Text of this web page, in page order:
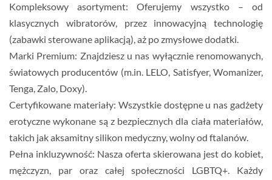
Kompleksowy asortyment: Oferujemy wszystko – od
klasycznych wibratorów, przez innowacyjną technologię
(zabawki sterowane aplikacją), aż po zmysłowe dodatki.
Marki Premium: Znajdziesz u nas wyłącznie renomowanych,
światowych producentów (m.in. LELO, Satisfyer, Womanizer,
Tenga, Zalo, Doxy).
Certyfikowane materiały: Wszystkie dostępne u nas gadżety
erotyczne wykonane są z bezpiecznych dla ciała materiałów,
takich jak aksamitny silikon medyczny, wolny od ftalanów.
Pełna inkluzywność: Nasza oferta skierowana jest do kobiet,
mężczyzn, par oraz całej społeczności LGBTQ+. Każdy